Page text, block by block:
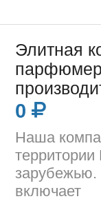
Элитная
0
Наша
зарубежью.
включает